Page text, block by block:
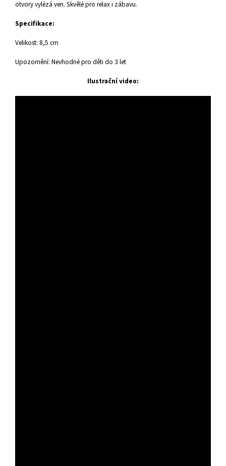
otvory vylézá ven. Skvělé pro relax i zábavu.
Specifikace:
Velikost: 8,5 cm
Upozornění: Nevhodné pro děti do 3 let
Ilustrační video: